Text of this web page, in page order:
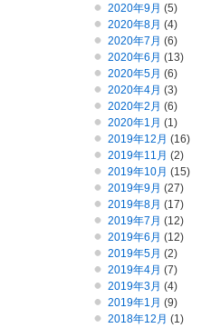
2020年9月 (5)
2020年8月 (4)
2020年7月 (6)
2020年6月 (13)
2020年5月 (6)
2020年4月 (3)
2020年2月 (6)
2020年1月 (1)
2019年12月 (16)
2019年11月 (2)
2019年10月 (15)
2019年9月 (27)
2019年8月 (17)
2019年7月 (12)
2019年6月 (12)
2019年5月 (2)
2019年4月 (7)
2019年3月 (4)
2019年1月 (9)
2018年12月 (1)